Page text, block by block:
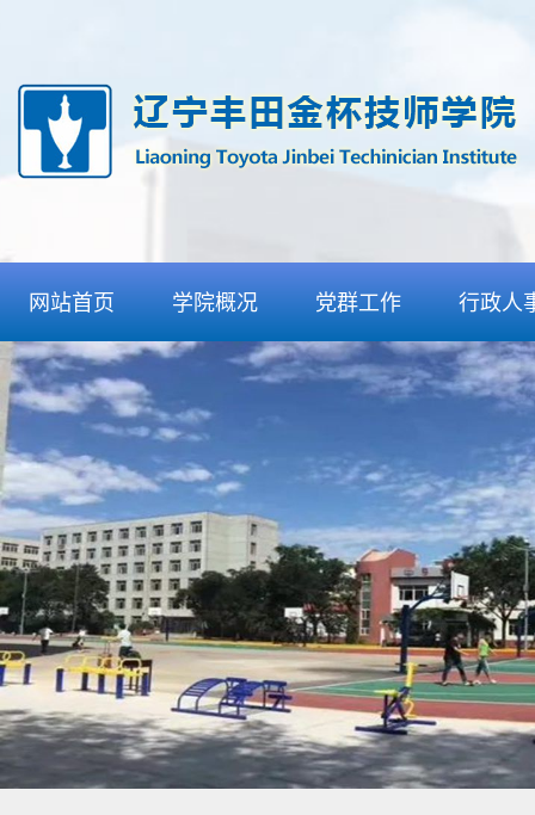
网站首页 学院概况
学院介绍
组织机构
特色优势
师资力量
学院荣誉
魅力校园
新闻中心
党群工作
党委工作
工会工作
行政人
人事招
信息发
检查通